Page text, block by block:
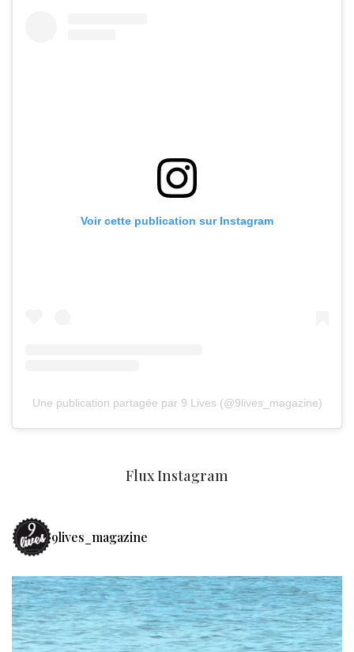
Voir cette publication sur Instagram
Une publication partagée par 9 Lives (@9lives_magazine)
Flux Instagram
9lives_magazine